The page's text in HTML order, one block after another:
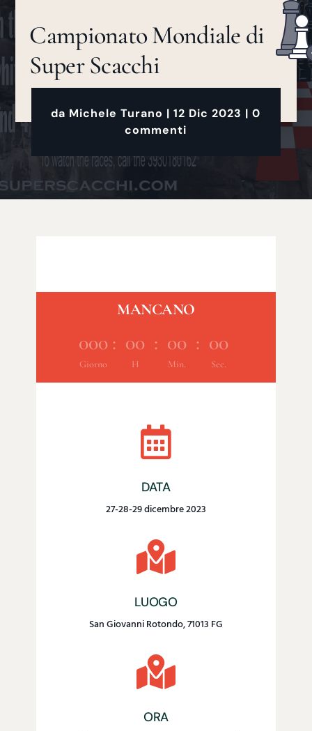
Campionato Mondiale di
Super Scacchi
da Michele Turano |12 Dic 2023 |0
commenti
MANCANO
000
Giorno
: 00
H
: 00
Min.
: 00
Sec.

DATA
27-28-29 dicembre 2023

LUOGO
San Giovanni Rotondo, 71013 FG

ORA